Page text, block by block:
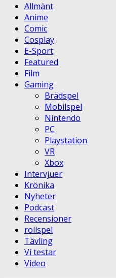
Allmänt
Anime
Comic
Cosplay
E-Sport
Featured
Film
Gaming
Brädspel
Mobilspel
Nintendo
PC
Playstation
VR
Xbox
Intervjuer
Krönika
Nyheter
Podcast
Recensioner
rollspel
Tävling
Vi testar
Video